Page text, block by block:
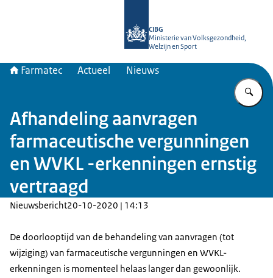
CIBG
Ministerie van Volksgezondheid,
Welzijn en Sport
Farmatec Actueel Nieuws
Afhandeling aanvragen
farmaceutische vergunningen
en WVKL -erkenningen ernstig
vertraagd
Nieuwsbericht20-10-2020 | 14:13
De doorlooptijd van de behandeling van aanvragen (tot
wijziging) van farmaceutische vergunningen en WVKL-
erkenningen is momenteel helaas langer dan gewoonlijk.